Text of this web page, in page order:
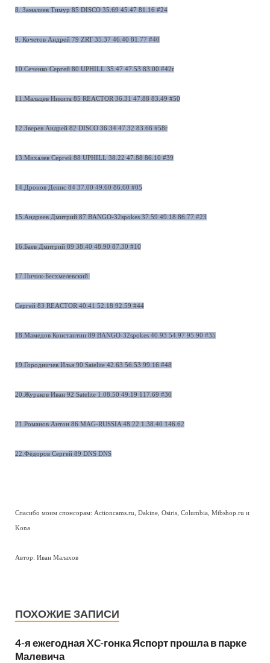
8. Замалиев Тимур 85 DISCO 35.69 45.47 81.16 #24
9. Кочетов Андрей 79 ZRT 35.37 46.40 81.77 #40
10.Сеченко Сергей 80 UPHILL 35.47 47.53 83.00 #42r
11.Мальцев Никита 85 REACTOR 36.31 47.88 83.49 #50
12.Зверев Андрей 82 DISCO 36.34 47.32 83.66 #58r
13.Михалев Сергей 88 UPHILL 38.22 47.88 86.10 #39
14.Дронов Денис 84 37.00 49.60 86.60 #05
15.Андреев Дмитрий 87 BANGO-32spokes 37.59 49.18 86.77 #23
16.Баев Дмитрий 89 38.40 48.90 87.30 #10
17.Пичик-Бесхмелевский
Сергей 83 REACTOR 40.41 52.18 92.59 #44
18.Мамедов Константин 89 BANGO-32spokes 40.93 54.97 95.90 #35
19.Городничев Илья 90 Satelite 42.63 56.53 99.16 #48
20.Жураков Иван 92 Satelite 1.08.50 49.19 117.69 #30
21.Романов Антон 86 MAG-RUSSIA 48.22 1.38.40 146.62
22.Фёдоров Сергей 89 DNS DNS
Спасибо моим спонсорам: Actioncams.ru, Dakine, Osiris, Columbia, Mtbshop.ru и
Kona
Автор: Иван Малахов
ПОХОЖИЕ ЗАПИСИ
4-я ежегодная XC-гонка Яспорт прошла в парке
Малевича